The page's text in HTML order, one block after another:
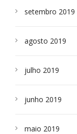
setembro 2019
agosto 2019
julho 2019
junho 2019
maio 2019